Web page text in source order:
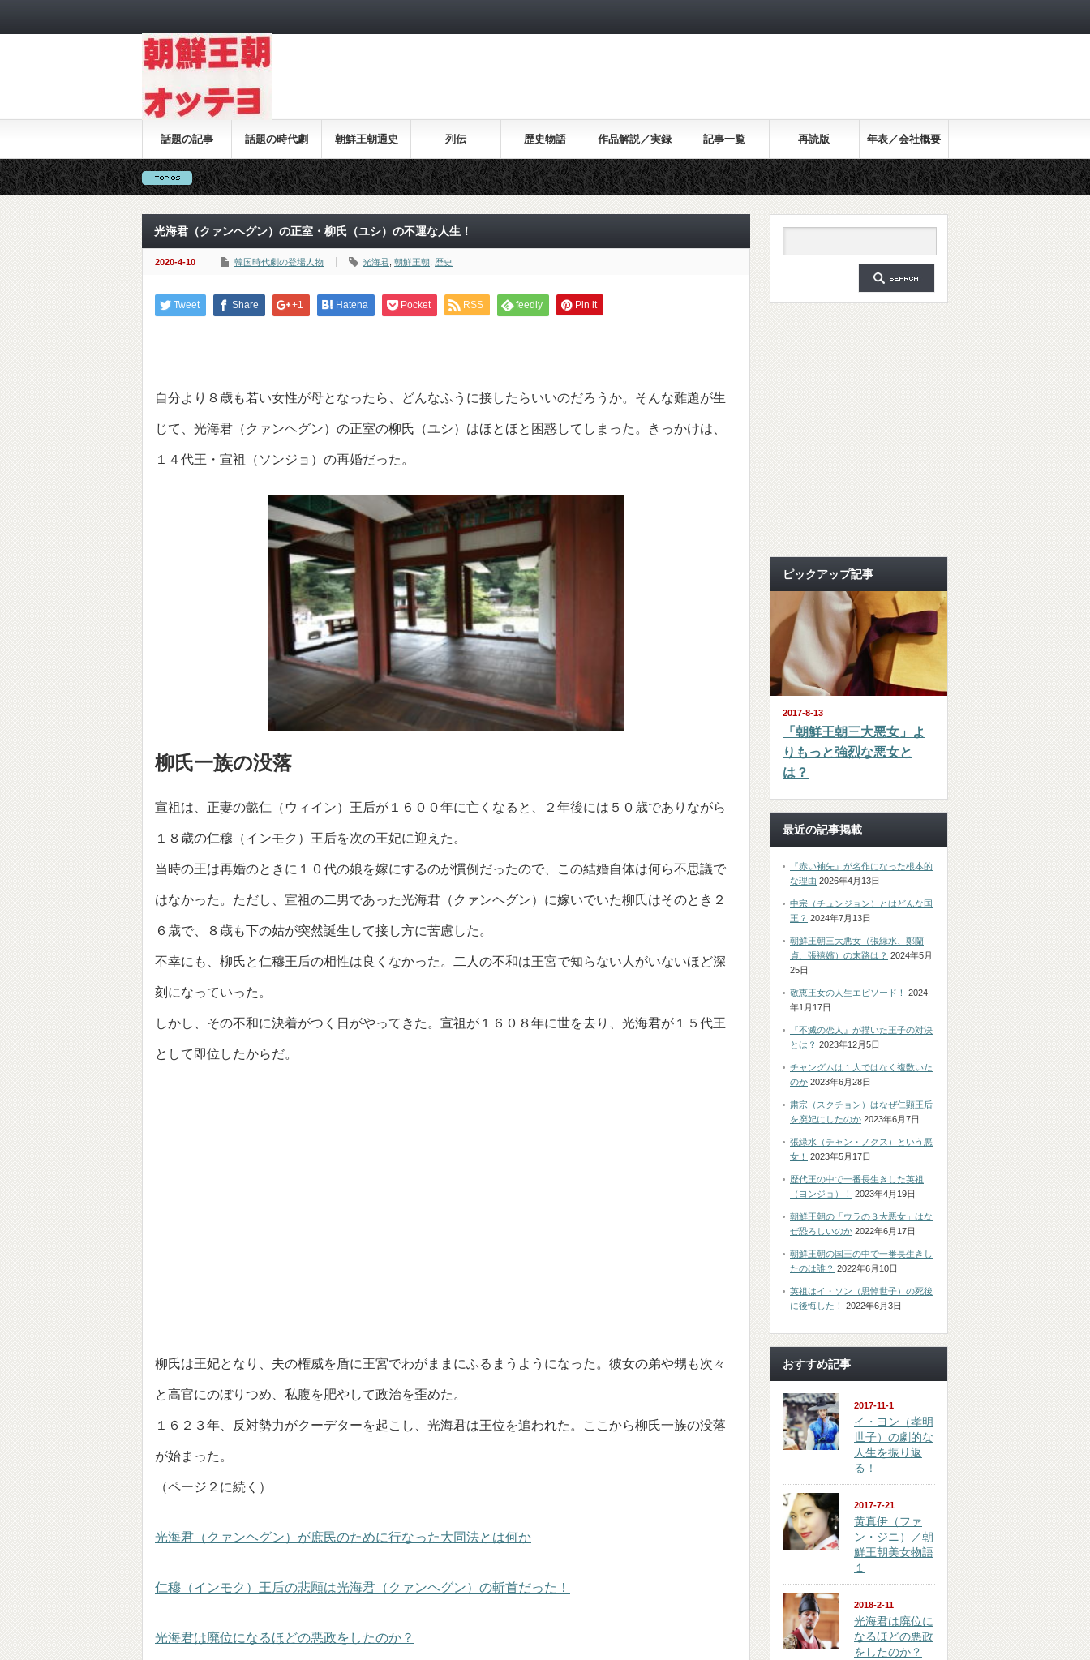
話題の記事 話題の時代劇 朝鮮王朝通史 列伝 歴史物語 作品解説／実録 記事一覧 再読版 年表／会社概要
光海君（クァンヘグン）の正室・柳氏（ユシ）の不運な人生！
2020-4-10 韓国時代劇の登場人物 光海君 朝鮮王朝 歴史
Tweet Share +1 Hatena Pocket RSS feedly Pin it
自分より８歳も若い女性が母となったら、どんなふうに接したらいいのだろうか。そんな難題が生
じて、光海君（クァンヘグン）の正室の柳氏（ユシ）はほとほと困惑してしまった。きっかけは、
１４代王・宣祖（ソンジョ）の再婚だった。
柳氏一族の没落
宣祖は、正妻の懿仁（ウィイン）王后が１６００年に亡くなると、２年後には５０歳でありながら
１８歳の仁穆（インモク）王后を次の王妃に迎えた。
当時の王は再婚のときに１０代の娘を嫁にするのが慣例だったので、この結婚自体は何ら不思議で
はなかった。ただし、宣祖の二男であった光海君（クァンヘグン）に嫁いでいた柳氏はそのとき２
６歳で、８歳も下の姑が突然誕生して接し方に苦慮した。
不幸にも、柳氏と仁穆王后の相性は良くなかった。二人の不和は王宮で知らない人がいないほど深
刻になっていった。
しかし、その不和に決着がつく日がやってきた。宣祖が１６０８年に世を去り、光海君が１５代王
として即位したからだ。
柳氏は王妃となり、夫の権威を盾に王宮でわがままにふるまうようになった。彼女の弟や甥も次々
と高官にのぼりつめ、私腹を肥やして政治を歪めた。
１６２３年、反対勢力がクーデターを起こし、光海君は王位を追われた。ここから柳氏一族の没落
が始まった。
（ページ２に続く）
光海君（クァンヘグン）が庶民のために行なった大同法とは何か
仁穆（インモク）王后の悲願は光海君（クァンヘグン）の斬首だった！
光海君は廃位になるほどの悪政をしたのか？
ピックアップ記事
2017-8-13
「朝鮮王朝三大悪女」よ
りもっと強烈な悪女と
は？
最近の記事掲載
『赤い袖先』が名作になった根本的
な理由 2026年4月13日
中宗（チュンジョン）とはどんな国
王？ 2024年7月13日
朝鮮王朝三大悪女（張緑水、鄭蘭
貞、張禧嬪）の末路は？ 2024年5月
25日
敬恵王女の人生エピソード！
2024
年1月17日
『不滅の恋人』が描いた王子の対決
とは？ 2023年12月5日
チャングムは１人ではなく複数いた
のか 2023年6月28日
粛宗（スクチョン）はなぜ仁顕王后
を廃妃にしたのか 2023年6月7日
張緑水（チャン・ノクス）という悪
女！
2023年5月17日
歴代王の中で一番長生きした英祖
（ヨンジョ）！
2023年4月19日
朝鮮王朝の「ウラの３大悪女」はな
ぜ恐ろしいのか 2022年6月17日
朝鮮王朝の国王の中で一番長生きし
たのは誰？ 2022年6月10日
英祖はイ・ソン（思悼世子）の死後
に後悔した！
2022年6月3日
おすすめ記事
2017-11-1
イ・ヨン（孝明
世子）の劇的な
人生を振り返
る！
2017-7-21
黄真伊（ファ
ン・ジニ）／朝
鮮王朝美女物語
１
2018-2-11
光海君は廃位に
なるほどの悪政
をしたのか？